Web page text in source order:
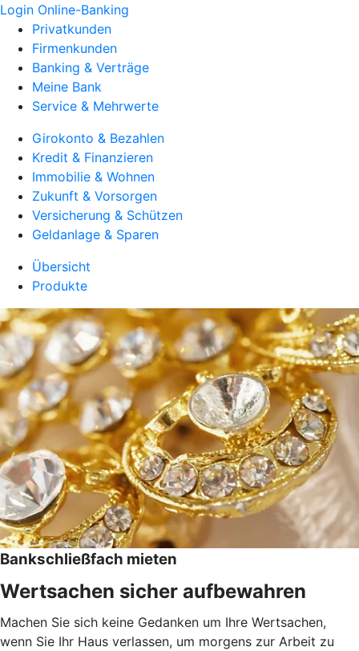
Login Online-Banking
Privatkunden
Firmenkunden
Banking & Verträge
Meine Bank
Service & Mehrwerte
Girokonto & Bezahlen
Kredit & Finanzieren
Immobilie & Wohnen
Zukunft & Vorsorgen
Versicherung & Schützen
Geldanlage & Sparen
Übersicht
Produkte
Bankschließfach mieten
Wertsachen sicher aufbewahren
Machen Sie sich keine Gedanken um Ihre Wertsachen,
wenn Sie Ihr Haus verlassen, um morgens zur Arbeit zu